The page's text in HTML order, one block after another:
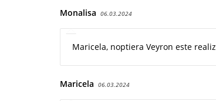
Monalisa 06.03.2024
Maricela, noptiera Veyron este
Maricela 06.03.2024